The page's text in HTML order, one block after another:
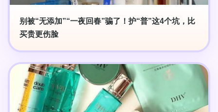
别被“无添加”“一夜回春”骗了！护“普”这4个坑，比
买贵更伤脸